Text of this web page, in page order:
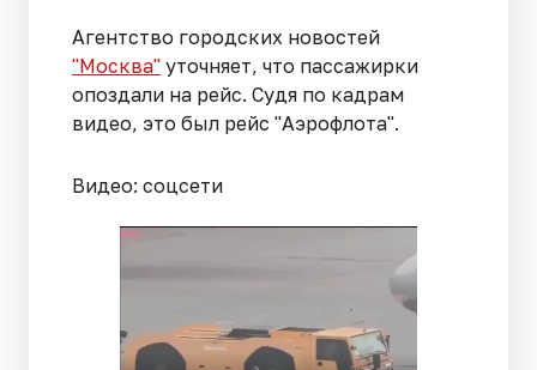
Агентство городских новостей
"Москва" уточняет, что пассажирки
опоздали на рейс. Судя по кадрам
видео, это был рейс "Аэрофлота".
Видео: соцсети